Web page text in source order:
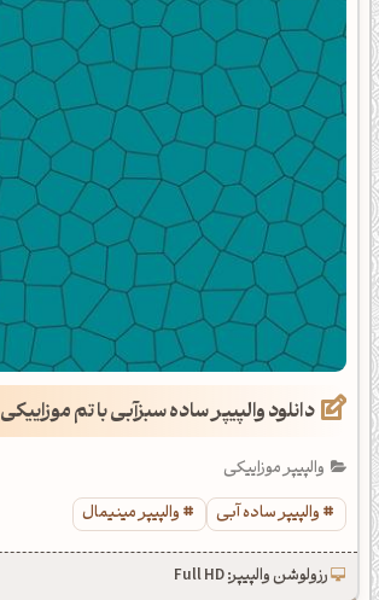
دانلود والپیپر ساده سبزآبی با تم موزاییکی
والپیپر موزاییکی
والپیپر ساده آبی
والپیپر مینیمال
رزولوشن والپیپر: Full HD